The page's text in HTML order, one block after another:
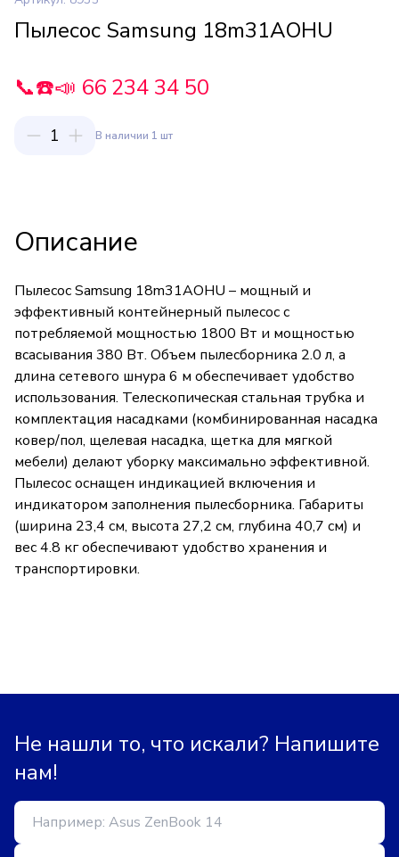
Пылесос Samsung 18m31AOHU
📞☎️📣 66 234 34 50
1 В наличии 1 шт
Описание
Пылесос Samsung 18m31AOHU – мощный и
эффективный контейнерный пылесос с
потребляемой мощностью 1800 Вт и мощностью
всасывания 380 Вт. Объем пылесборника 2.0 л, а
длина сетевого шнура 6 м обеспечивает удобство
использования. Телескопическая стальная трубка и
комплектация насадками (комбинированная насадка
ковер/пол, щелевая насадка, щетка для мягкой
мебели) делают уборку максимально эффективной.
Пылесос оснащен индикацией включения и
индикатором заполнения пылесборника. Габариты
(ширина 23,4 см, высота 27,2 см, глубина 40,7 см) и
вес 4.8 кг обеспечивают удобство хранения и
транспортировки.
Не нашли то, что искали? Напишите
нам!